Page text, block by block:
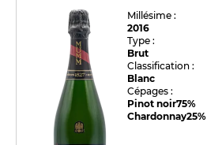
Millésime :
2016
Type :
Brut
Classification :
Blanc
Cépages :
Pinot noir75%
Chardonnay25%